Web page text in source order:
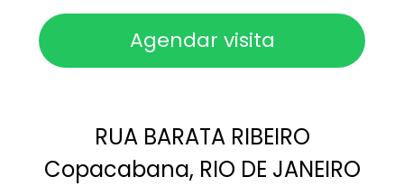
Agendar visita
RUA BARATA RIBEIRO
Copacabana, RIO DE JANEIRO